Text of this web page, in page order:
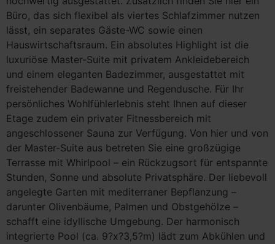
Büro, das sich flexibel als viertes Schlafzimmer nutzen
lässt, ein separates Gäste-WC sowie einen
Hauswirtschaftsraum. Ein absolutes Highlight ist die
luxuriöse Master-Suite mit privatem Ankleidebereich
und einem eleganten Badezimmer, ausgestattet mit
freistehender Badewanne und Regendusche. Für Ihr
persönliches Wohlfühlerlebnis steht Ihnen auf dieser
Etage zudem ein privater Fitnessbereich mit
angeschlossener Sauna zur Verfügung. Von hier und von
der Master-Suite aus betreten Sie eine großzügige
Terrasse mit Whirlpool – ein Rückzugsort für entspannte
Stunden, Sonne und absolute Privatsphäre. Der liebevoll
angelegte Garten mit mediterraner Bepflanzung –
darunter Olivenbäume, Palmen und Obstgehölze –
schafft eine idyllische Umgebung. Der harmonisch
integrierte Pool (ca. 9?x?3,5?m) lädt zum Abkühlen und